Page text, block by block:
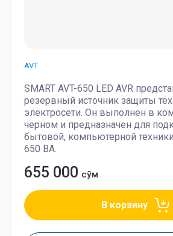
AVT
SMART AVT-650 LED AVR
резервный источник защиты
электросети. Он выполнен в
черном и предназначен для
бытовой, компьютерной
650 ВА.
655 000 сўм
В корзину